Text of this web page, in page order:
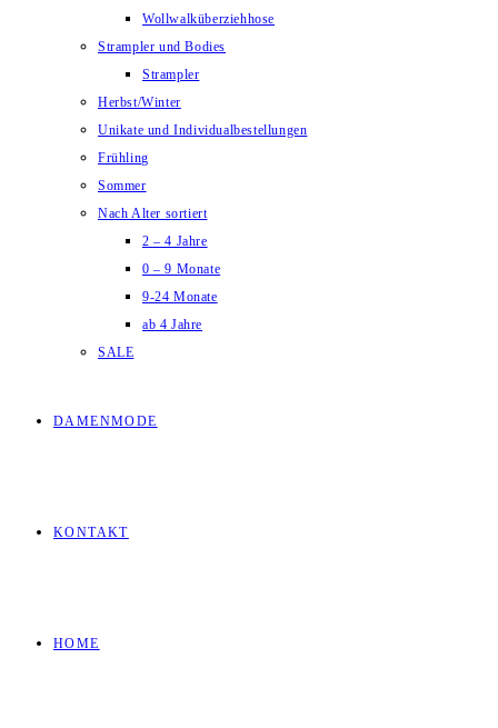
Wollwalküberziehhose
Strampler und Bodies
Strampler
Herbst/Winter
Unikate und Individualbestellungen
Frühling
Sommer
Nach Alter sortiert
2 – 4 Jahre
0 – 9 Monate
9-24 Monate
ab 4 Jahre
SALE
DAMENMODE
KONTAKT
HOME